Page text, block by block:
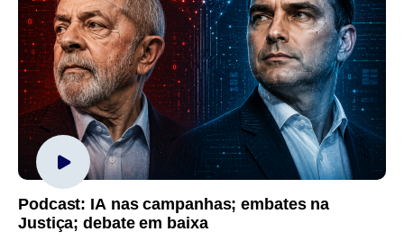
Podcast: IA nas campanhas; embates na
Justiça; debate em baixa